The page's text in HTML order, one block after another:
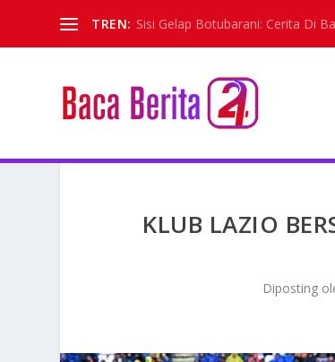
TREN: Sisi Gelap Botubarani: Cerita Di
KLUB LAZIO
Diposting